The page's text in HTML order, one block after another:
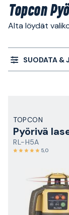
Topcon
Alta löydät
SUODATA &
TOPCON
Pyörivä
RL-H5A
5,0